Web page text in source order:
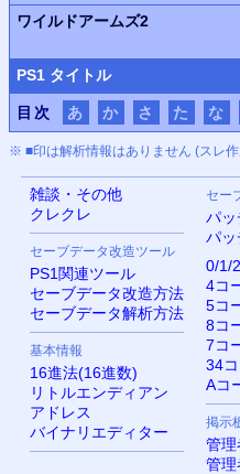
ワイルドアームズ2
PS1 タイトル
目次 あ か さ た な
※ ■印は解析情報はありません (スレ
雑談・その他
クレクレ
セーブデータ改造ツール
PS1関連ツール
セーブデータ改造方法
セーブデータ解析方法
基本情報
16進法(16進数)
リトルエンディアン
アドレス
バイナリエディター
セー
パッ
パッ
0/1/
4コ
5コ
8コ
7コ
34
Aコ
掲示
管理
管理